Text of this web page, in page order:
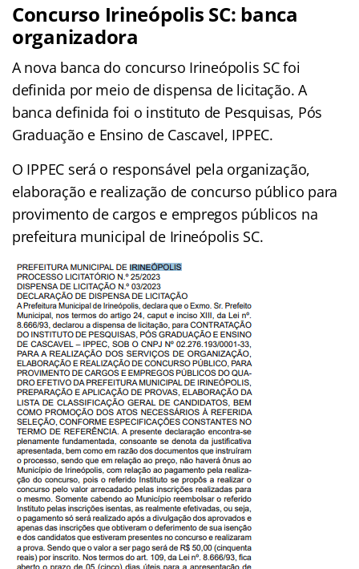
Concurso Irineópolis SC: banca
organizadora
A nova banca do concurso Irineópolis SC foi
definida por meio de dispensa de licitação. A
banca definida foi o instituto de Pesquisas, Pós
Graduação e Ensino de Cascavel, IPPEC.
O IPPEC será o responsável pela organização,
elaboração e realização de concurso público para
provimento de cargos e empregos públicos na
prefeitura municipal de Irineópolis SC.